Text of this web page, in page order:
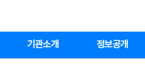
기관소개 정보공개